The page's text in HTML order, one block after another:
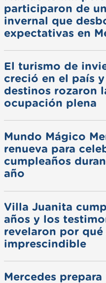
participaron de
invernal que
expectativas en
El turismo de
creció en el país
destinos rozaron
ocupación plena
Mundo Mágico
renueva para
cumpleaños
año
Villa Juanita
años y los
revelaron por
imprescindible
Mercedes prepara